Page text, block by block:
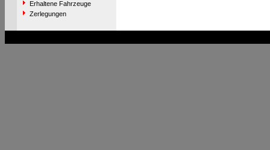
Erhaltene Fahrzeuge
Zerlegungen